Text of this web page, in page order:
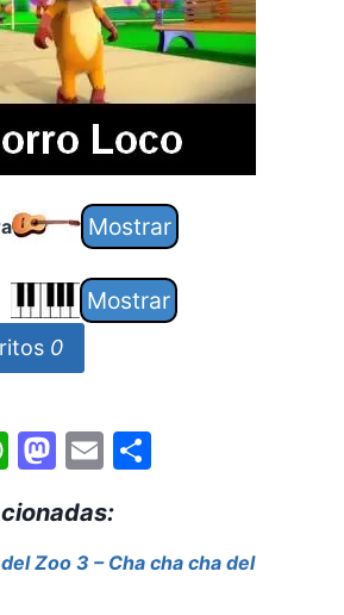
0
W
at
s
M
st
o
E
ai
l
S
e
Zoo 3 – Cha cha cha del